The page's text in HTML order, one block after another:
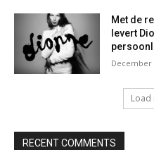
Met de
levert
December
Load
RECENT COMMENTS